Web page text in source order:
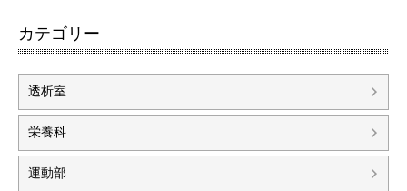
カテゴリー
透析室
栄養科
運動部